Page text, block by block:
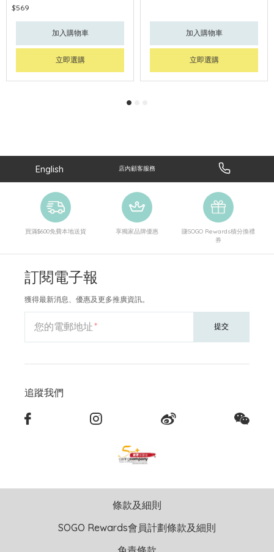
$569
加入購物車
立即選購
加入購物車
立即選購
English 店內顧客服務
買滿$600免費本地送貨 享獨家品牌優惠
賺SOGO Rewards積分換禮
券
訂閱電子報
獲得最新消息、優惠及更多推廣資訊。
您的電郵地址 提交
追蹤我們
條款及細則
SOGO Rewards會員計劃條款及細則